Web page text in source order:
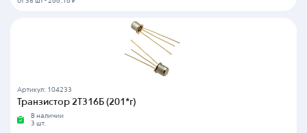
Артикул: 104233
Транзистор 2Т316Б (201*г)
В наличии
3 шт.